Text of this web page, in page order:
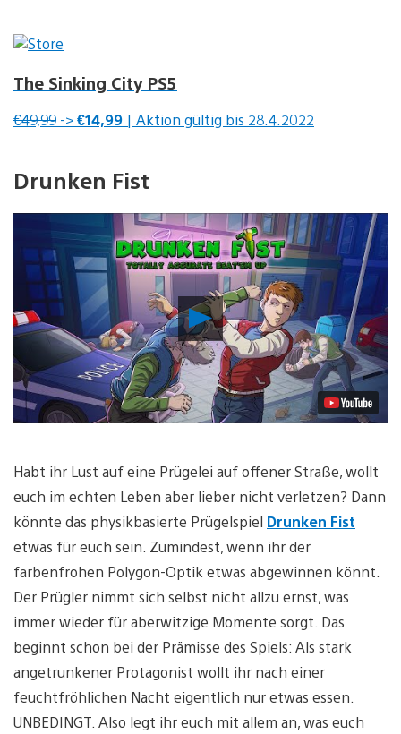
The Sinking City PS5
€49,99 ->€14,99 | Aktion gültig bis 28.4.2022
Drunken Fist
Video
abspielen
Habt ihr Lust auf eine Prügelei auf offener Straße, wollt
euch im echten Leben aber lieber nicht verletzen? Dann
könnte das physikbasierte Prügelspiel Drunken Fist
etwas für euch sein. Zumindest, wenn ihr der
farbenfrohen Polygon-Optik etwas abgewinnen könnt.
Der Prügler nimmt sich selbst nicht allzu ernst, was
immer wieder für aberwitzige Momente sorgt. Das
beginnt schon bei der Prämisse des Spiels: Als stark
angetrunkener Protagonist wollt ihr nach einer
feuchtfröhlichen Nacht eigentlich nur etwas essen.
UNBEDINGT. Also legt ihr euch mit allem an, was euch